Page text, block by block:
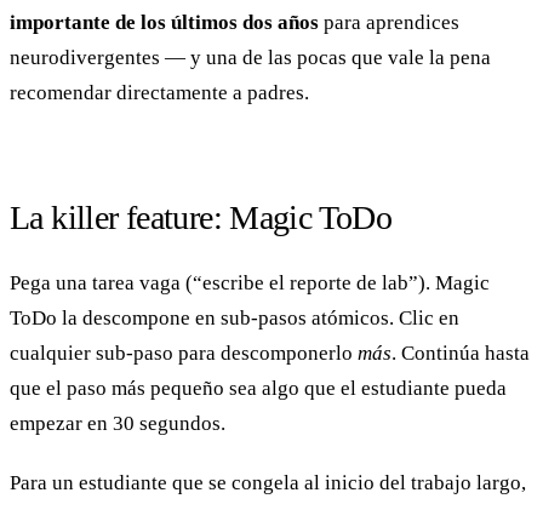
importante de los últimos dos años para aprendices
neurodivergentes — y una de las pocas que vale la pena
recomendar directamente a padres.
La killer feature: Magic ToDo
Pega una tarea vaga (“escribe el reporte de lab”). Magic
ToDo la descompone en sub-pasos atómicos. Clic en
cualquier sub-paso para descomponerlo más. Continúa hasta
que el paso más pequeño sea algo que el estudiante pueda
empezar en 30 segundos.
Para un estudiante que se congela al inicio del trabajo largo,